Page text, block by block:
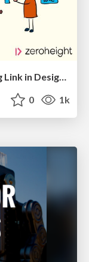
Information Architects: The Missing Link in Design Systems
0 1k